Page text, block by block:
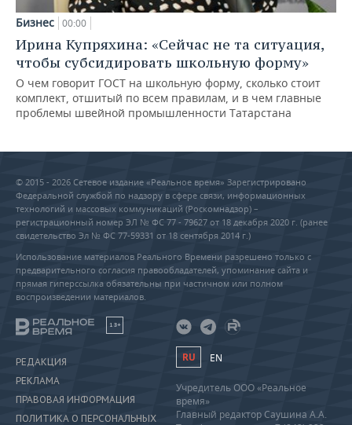
Бизнес 00:00
Ирина Купряхина: «Сейчас не та ситуация,
чтобы субсидировать школьную форму»
О чем говорит ГОСТ на школьную форму, сколько стоит
комплект, отшитый по всем правилам, и в чем главные
проблемы швейной промышленности Татарстана
© 2015 - 2026 Сетевое издание «Реальное время» Зарегистрировано
Федеральной службой по надзору в сфере связи, информационных
технологий и массовых коммуникаций (Роскомнадзор) –
регистрационный номер ЭЛ № ФС 77 - 79627 от 18 декабря 2020 г. (ранее
свидетельство Эл № ФС 77-59331 от 18 сентября 2014 г.)
Использование материалов Реального Времени разрешено только с
предварительного согласия правообладателей, упоминание сайта и
прямая гиперссылка обязательны при частичном или полном
воспроизведении материалов.
18+
РЕДАКЦИЯ
РЕКЛАМА
ПРАВОВАЯ ИНФОРМАЦИЯ
ПОЛИТИКА О ПЕРСОНАЛЬНЫХ
RU EN
Учредитель ООО «Реальное
время»
Главный редактор Саушина А.А.